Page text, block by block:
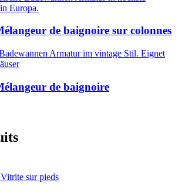
de baignoire sur colonnes
de baignoire